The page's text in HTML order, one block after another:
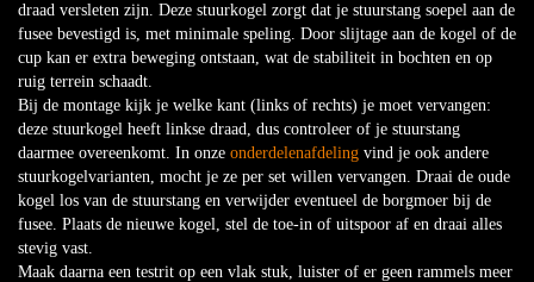
draad versleten zijn. Deze stuurkogel zorgt dat je stuurstang soepel aan de
fusee bevestigd is, met minimale speling. Door slijtage aan de kogel of de
cup kan er extra beweging ontstaan, wat de stabiliteit in bochten en op
ruig terrein schaadt.
Bij de montage kijk je welke kant (links of rechts) je moet vervangen:
deze stuurkogel heeft linkse draad, dus controleer of je stuurstang
daarmee overeenkomt. In onze onderdelenafdeling vind je ook andere
stuurkogelvarianten, mocht je ze per set willen vervangen. Draai de oude
kogel los van de stuurstang en verwijder eventueel de borgmoer bij de
fusee. Plaats de nieuwe kogel, stel de toe-in of uitspoor af en draai alles
stevig vast.
Maak daarna een testrit op een vlak stuk, luister of er geen rammels meer